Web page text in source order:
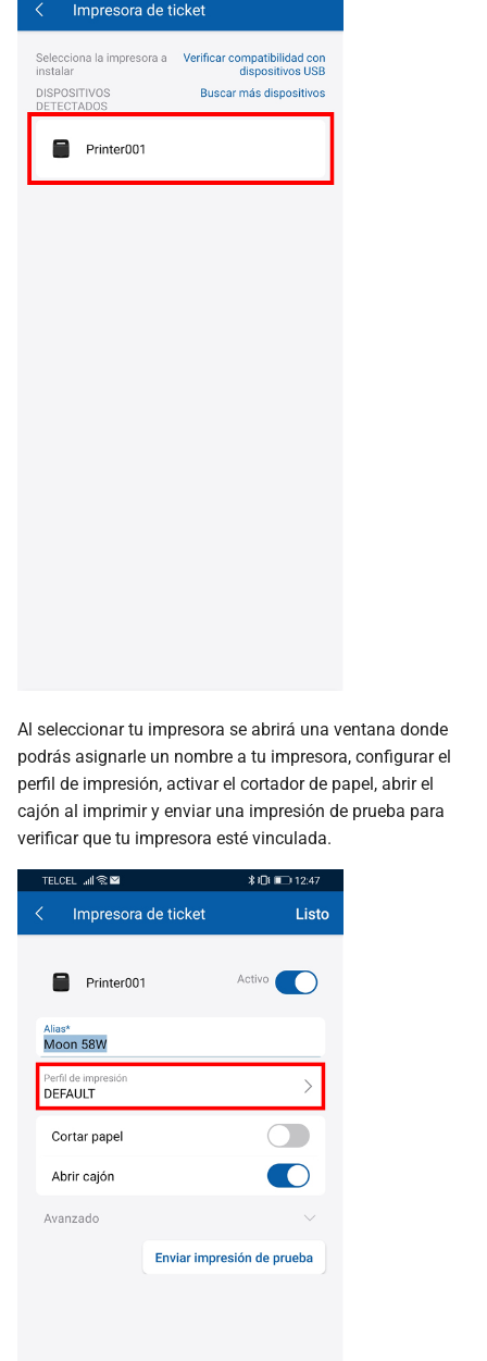
Al seleccionar tu impresora se abrirá una ventana donde
podrás asignarle un nombre a tu impresora, configurar el
perfil de impresión, activar el cortador de papel, abrir el
cajón al imprimir y enviar una impresión de prueba para
verificar que tu impresora esté vinculada.